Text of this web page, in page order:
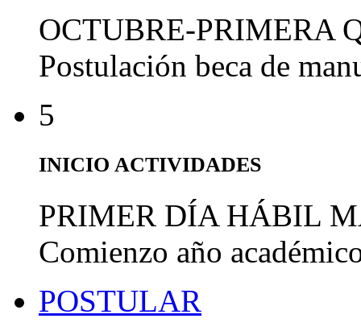
OCTUBRE-PRIMERA
Postulación beca de
5
INICIO ACTIVIDADES
PRIMER DÍA HÁBIL
Comienzo año
POSTULAR